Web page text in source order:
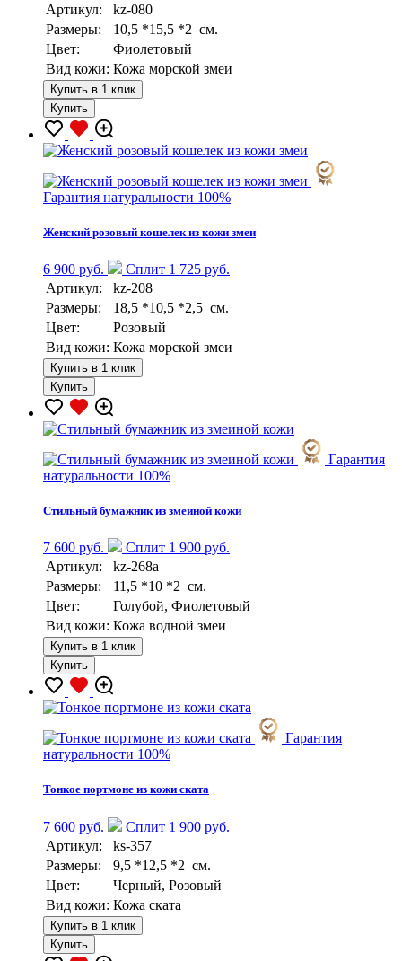
Артикул:
kz-080
Размеры:
10,5 *15,5 *2 см.
Цвет:
Фиолетовый
Вид кожи: Кожа морской змеи
Купить в 1 клик
Купить
Гарантия натуральности 100%
Женский розовый кошелек из кожи змеи
6 900 руб.
Сплит 1 725 руб.
Артикул:
kz-208
Размеры:
18,5 *10,5 *2,5 см.
Цвет:
Розовый
Вид кожи: Кожа морской змеи
Купить в 1 клик
Купить
Гарантия
натуральности 100%
Стильный бумажник из змеиной кожи
7 600 руб.
Сплит 1 900 руб.
Артикул:
kz-268a
Размеры:
11,5 *10 *2 см.
Цвет:
Голубой, Фиолетовый
Вид кожи: Кожа водной змеи
Купить в 1 клик
Купить
Гарантия
натуральности 100%
Тонкое портмоне из кожи ската
7 600 руб.
Сплит 1 900 руб.
Артикул:
ks-357
Размеры:
9,5 *12,5 *2 см.
Цвет:
Черный, Розовый
Вид кожи: Кожа ската
Купить в 1 клик
Купить